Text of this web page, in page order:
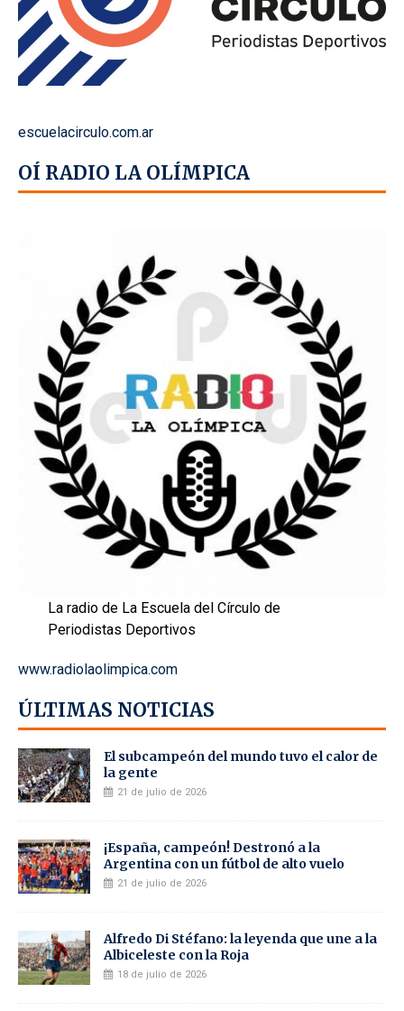
escuelacirculo.com.ar
OÍ RADIO LA OLÍMPICA
La radio de La Escuela del Círculo de
Periodistas Deportivos
www.radiolaolimpica.com
ÚLTIMAS NOTICIAS
El subcampeón del mundo tuvo el calor de
la gente
21 de julio de 2026
¡España, campeón! Destronó a la
Argentina con un fútbol de alto vuelo
21 de julio de 2026
Alfredo Di Stéfano: la leyenda que une a la
Albiceleste con la Roja
18 de julio de 2026